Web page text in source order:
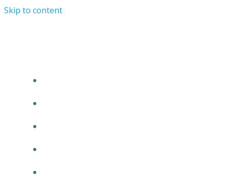
Skip to content